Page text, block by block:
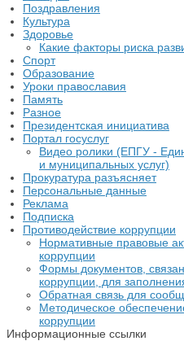
Поздравления
Культура
Здоровье
Какие факторы риска
Спорт
Образование
Уроки православия
Память
Разное
Президентская инициатива
Портал госуслуг
Видео ролики (ЕПГУ -
и муниципальных услуг)
Прокуратура разъясняет
Персональные данные
Реклама
Подписка
Противодействие коррупции
Нормативные правовые
коррупции
Формы документов,
коррупции, для
Обратная связь для
Методическое
коррупции
Информационные ссылки